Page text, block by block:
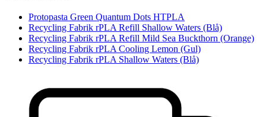
Protopasta Green Quantum Dots HTPLA
Recycling Fabrik rPLA Refill Shallow Waters (Blå)
Recycling Fabrik rPLA Refill Mild Sea Buckthorn (Orange)
Recycling Fabrik rPLA Cooling Lemon (Gul)
Recycling Fabrik rPLA Shallow Waters (Blå)